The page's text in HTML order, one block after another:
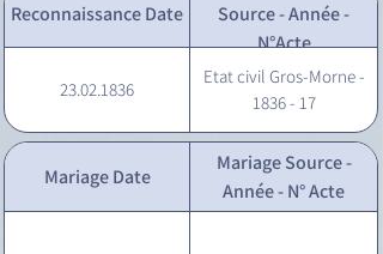
Reconnaissance Date
Source - Année -
N°Acte
23.02.1836
Etat civil Gros-Morne -
1836 - 17
Mariage Date
Mariage Source -
Année - N° Acte